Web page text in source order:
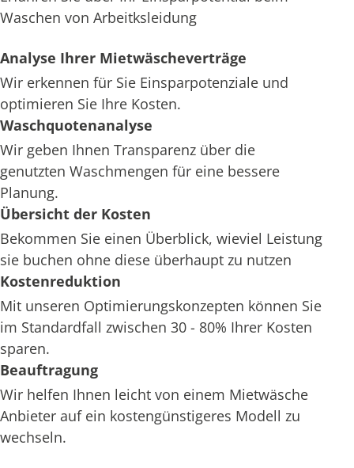
Waschen von Arbeitksleidung
Analyse Ihrer Mietwäscheverträge
Wir erkennen für Sie Einsparpotenziale und
optimieren Sie Ihre Kosten.
Waschquotenanalyse
Wir geben Ihnen Transparenz über die
genutzten Waschmengen für eine bessere
Planung.
Übersicht der Kosten
Bekommen Sie einen Überblick, wieviel Leistung
sie buchen ohne diese überhaupt zu nutzen
Kostenreduktion
Mit unseren Optimierungskonzepten können Sie
im Standardfall zwischen 30 - 80% Ihrer Kosten
sparen.
Beauftragung
Wir helfen Ihnen leicht von einem Mietwäsche
Anbieter auf ein kostengünstigeres Modell zu
wechseln.